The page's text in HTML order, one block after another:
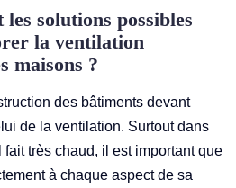
les solutions possibles
la ventilation
maisons ?
des bâtiments devant
de la ventilation. Surtout dans
fait très chaud, il est important que
à chaque aspect de sa